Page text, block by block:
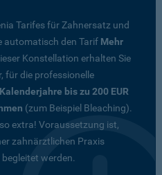
Tarifes für Zahnersatz und
automatisch den Tarif Mehr
Konstellation erhalten Sie
für die professionelle
bis zu 200 EUR
(zum Beispiel Bleaching).
extra! Voraussetzung ist,
zahnärztlichen Praxis
werden.